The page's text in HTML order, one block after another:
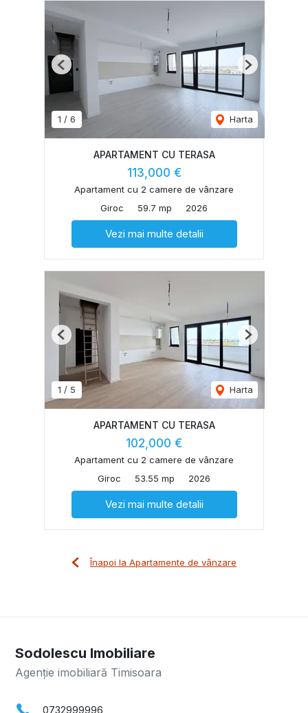
1 / 6 Harta
Previous Next
APARTAMENT CU TERASA
113,000 €
Apartament cu 2 camere de vânzare
Giroc
59.7 mp 2026
Vezi mai multe detalii
1 / 5 Harta
Previous Next
APARTAMENT CU TERASA
102,000 €
Apartament cu 2 camere de vânzare
Giroc
53.55 mp 2026
Vezi mai multe detalii
Înapoi la Apartamente de vânzare
Sodolescu Imobiliare
Agenție imobiliară Timisoara
0732999996